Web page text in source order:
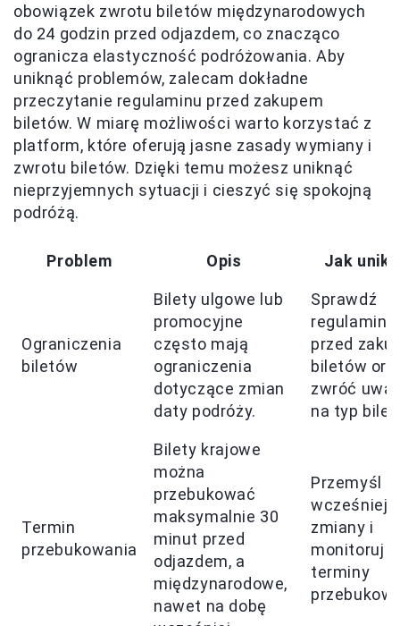
obowiązek zwrotu biletów międzynarodowych
do 24 godzin przed odjazdem, co znacząco
ogranicza elastyczność podróżowania. Aby
uniknąć problemów, zalecam dokładne
przeczytanie regulaminu przed zakupem
biletów. W miarę możliwości warto korzystać z
platform, które oferują jasne zasady wymiany i
zwrotu biletów. Dzięki temu możesz uniknąć
nieprzyjemnych sytuacji i cieszyć się spokojną
podróżą.
Problem Opis Jak
Ograniczenia
biletów
Bilety ulgowe lub
promocyjne
często mają
ograniczenia
dotyczące zmian
daty podróży.
Sprawdź
regulamin
przed
biletów
zwróć
na typ
Termin
przebukowania
Bilety krajowe
można
przebukować
maksymalnie 30
minut przed
odjazdem, a
międzynarodowe,
nawet na dobę
Przemyśl
zmiany i
monitoruj
terminy